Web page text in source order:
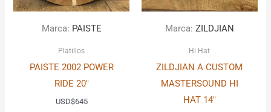
Marca: PAISTE
Platillos
PAISTE 2002 POWER
RIDE 20″
USD$645
Marca: ZILDJIAN
Hi Hat
ZILDJIAN A CUSTOM
MASTERSOUND HI
HAT 14″